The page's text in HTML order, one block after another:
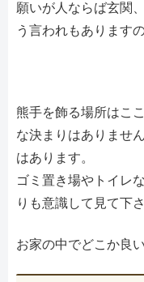
願いが人ならば玄関
う言われもあります
熊手を飾る場所はこ
な決まりはありませ
はあります。
ゴミ置き場やトイレ
りも意識して見て下さ
お家の中でどこか良